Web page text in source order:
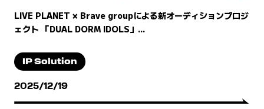
LIVE PLANET × Brave groupによる新オーディションプロジ
ェクト 「DUAL DORM IDOLS」...
IP Solution
2025/12/19